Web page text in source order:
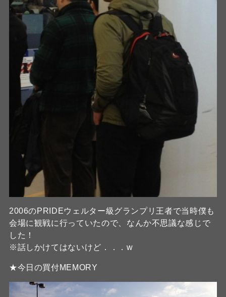
2006のPRIDEウェルター級グランプリ王者で当時僕も
会場に観戦に行っていたので、なんか不思議な感じで
した！
※話しかけてはないけど．．．w
★今日の買付MEMORY